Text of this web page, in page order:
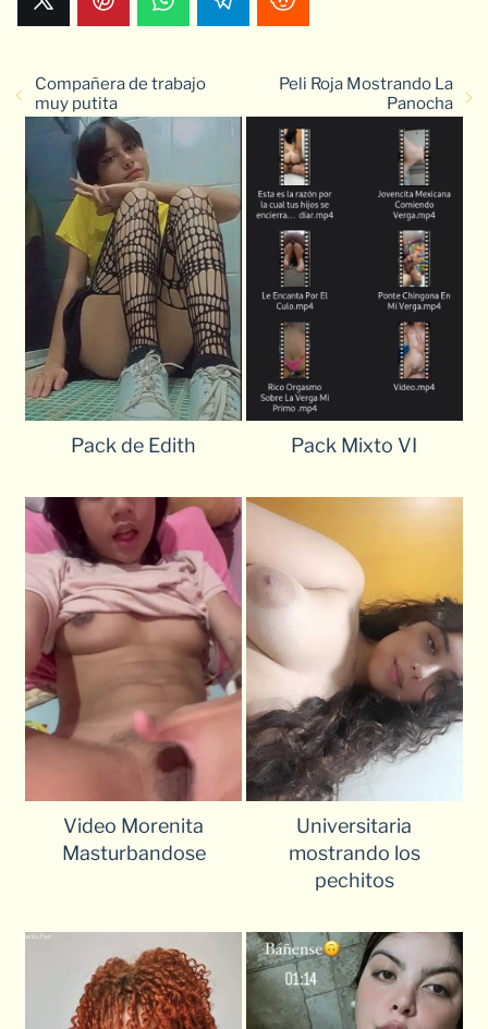
Compañera de trabajo
muy putita
Peli Roja Mostrando La
Panocha
Pack de Edith Pack Mixto VI
Video Morenita
Masturbandose
Universitaria
mostrando los
pechitos